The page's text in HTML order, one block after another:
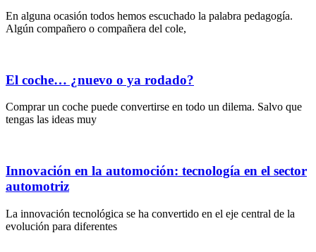
En alguna ocasión todos hemos escuchado la palabra pedagogía.
Algún compañero o compañera del cole,
El coche… ¿nuevo o ya rodado?
Comprar un coche puede convertirse en todo un dilema. Salvo que
tengas las ideas muy
Innovación en la automoción: tecnología en el sector
automotriz
La innovación tecnológica se ha convertido en el eje central de la
evolución para diferentes